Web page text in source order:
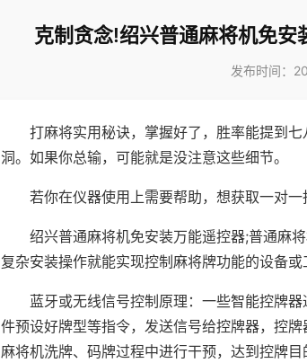
克制贪念!绍兴普通麻将机免
发布时间：
打麻将实用秘诀，掌握好了，胜率能提到
洞。如果你总输，可能就是没注意这些细节。
若你在仪器使用上需要帮助，想获取一对
绍兴普通麻将机免安装万能遥控器;普通麻
复杂安装操作就能实现控制麻将牌功能的设备或
蓝牙或无线信号控制原理：一些智能控牌
件预设好牌型等指令，发送信号给控牌器，控
麻将机洗牌、码牌过程中进行干预，达到控牌目